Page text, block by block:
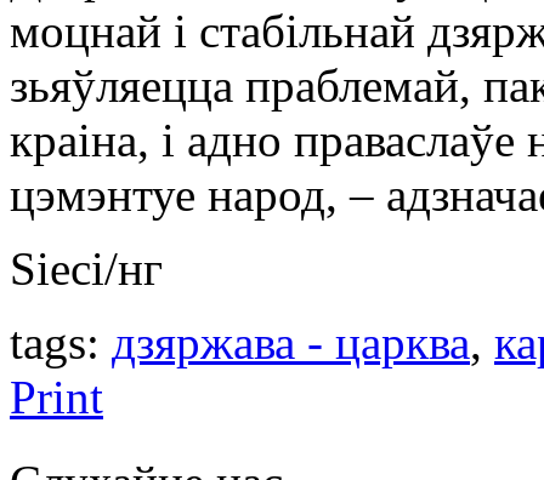
моцнай і стабільнай
зьяўляецца праблемай,
краіна, і адно
цэмэнтуе народ, –
Sieci/нг
tags: дзяржава - царква,
Print